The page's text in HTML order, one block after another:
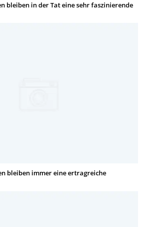
bleiben in der Tat eine sehr faszinierende
bleiben immer eine ertragreiche